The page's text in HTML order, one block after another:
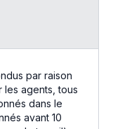
par raison
les agents, tous
dans le
avant 10